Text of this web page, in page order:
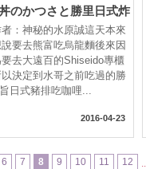
のかつさと勝里日式炸
大遠百大食代-捷運
愛知縣的名古屋風味,
：神秘的水原誠這天本來
要去熊富吃烏龍麵後來因
去大遠百的Shiseido專櫃
以決定到水哥之前吃過的勝
日式豬排吃咖哩...
2016-04-23
6 7 8 9 10 11 12